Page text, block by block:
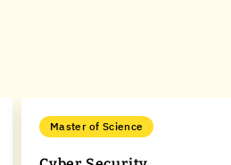
Master of Science